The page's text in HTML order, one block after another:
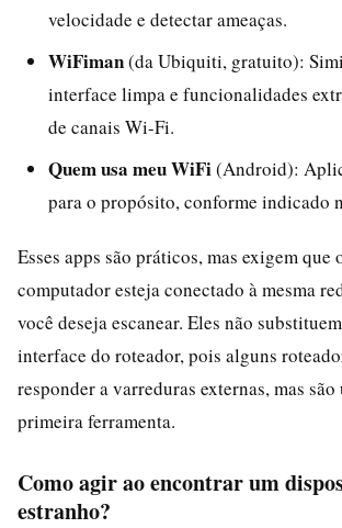
velocidade e detectar ameaças.
WiFiman(da Ubiquiti, gratuito):
interface limpa e funcionalidades
de canais Wi-Fi.
Quem usa meu WiFi(Android):
para o propósito, conforme indicado
Esses apps são práticos, mas exigem que
computador esteja conectado à mesma
você deseja escanear. Eles não
interface do roteador, pois alguns
responder a varreduras externas, mas são
primeira ferramenta.
Como agir ao encontrar um
estranho?